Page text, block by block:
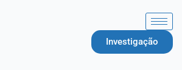
Investigação